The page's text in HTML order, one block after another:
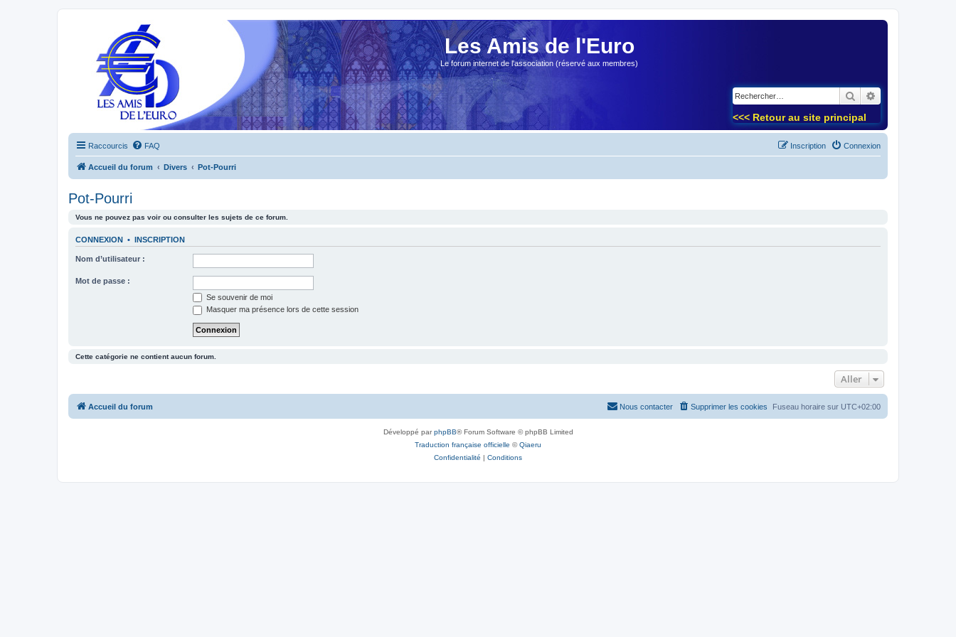
Les Amis de l'Euro
Le forum internet de l'association (réservé aux membres)
Rechercher
<<< Retour au site principal
Raccourcis FAQ Connexion
Inscription
Accueil du forum Divers Pot-Pourri
Pot-Pourri
Vous ne pouvez pas voir ou consulter les sujets de ce forum.
CONNEXION • INSCRIPTION
Nom d’utilisateur :
Mot de passe :
Se souvenir de moi
Masquer ma présence lors de cette session
Cette catégorie ne contient aucun forum.
Aller
Accueil du forum Fuseau horaire sur UTC+02:00
Supprimer les cookies
Nous contacter
Développé parphpBB® Forum Software © phpBB Limited
Traduction française officielle ©Qiaeru
Confidentialité | Conditions